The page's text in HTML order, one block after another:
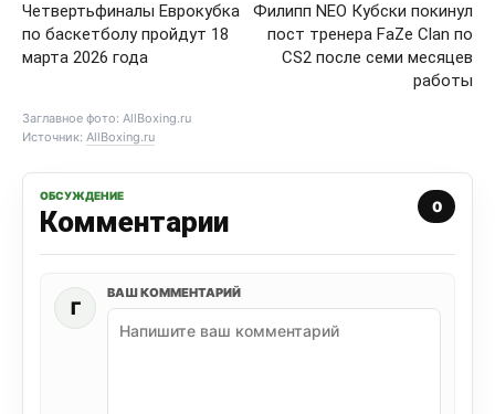
Четвертьфиналы Еврокубка
по баскетболу пройдут 18
марта 2026 года
Филипп NEO Кубски покинул
пост тренера FaZe Clan по
CS2 после семи месяцев
работы
Заглавное фото: AllBoxing.ru
Источник: AllBoxing.ru
ОБСУЖДЕНИЕ
Комментарии 0
Г
ВАШ КОММЕНТАРИЙ